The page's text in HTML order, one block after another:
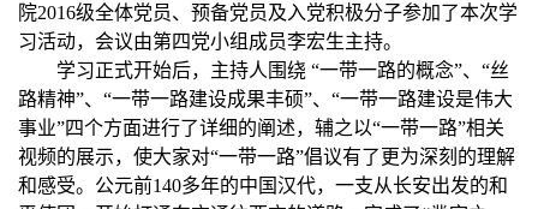
院2016级全体党员、预备党员及入党积极分子参加了本次学
习活动，会议由第四党小组成员李宏生主持。
学习正式开始后，主持人围绕 “一带一路的概念”、“丝
路精神”、“一带一路建设成果丰硕”、“一带一路建设是伟大
事业”四个方面进行了详细的阐述，辅之以“一带一路”相关
视频的展示，使大家对“一带一路”倡议有了更为深刻的理解
和感受。公元前140多年的中国汉代，一支从长安出发的和